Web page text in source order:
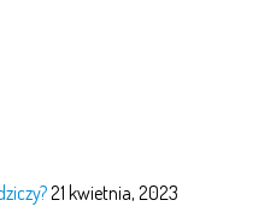
21 kwietnia, 2023